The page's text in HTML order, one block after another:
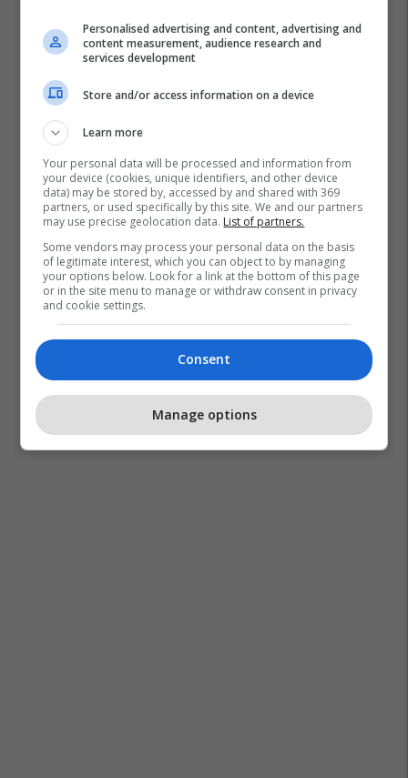
Personalised advertising and content, advertising and
content measurement, audience research and
services development
Store and/or access information on a device
Learn more
Your personal data will be processed and information from
your device (cookies, unique identifiers, and other device
data) may be stored by, accessed by and shared with 369
partners, or used specifically by this site. We and our partners
may use precise geolocation data. List of partners.
Some vendors may process your personal data on the basis
of legitimate interest, which you can object to by managing
your options below. Look for a link at the bottom of this page
or in the site menu to manage or withdraw consent in privacy
and cookie settings.
Consent
Manage options